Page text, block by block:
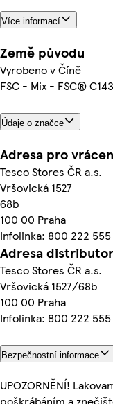
Více informací
Země původu
Vyrobeno v Číně
FSC - Mix - FSC®
Údaje o značce
Adresa pro
Tesco Stores ČR a.s.
Vršovická 1527
68b
100 00 Praha
Infolinka: 800 222 555
Adresa
Tesco Stores ČR a.s.
Vršovická 1527/68b
100 00 Praha
Infolinka: 800 222 555
Bezpečnostní informace
UPOZORNĚNÍ!
poškrábáním a